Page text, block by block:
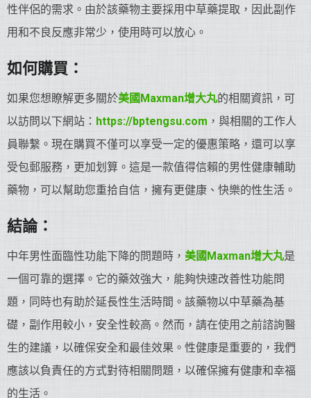
性伴侶的需求。由於該藥物主要採用中草藥提取，因此副作
用和不良反應非常少，使用時可以放心。
如何購買：
如果您想瞭解更多關於美國Maxman增大丸的相關資訊，可
以訪問以下網站： https://bptengsu.com ，與相關的工作人
員聯繫。現在購買不僅可以享受一定的優惠策略，還可以享
受包郵服務，更加划算。這是一款值得信賴的男性健康輔助
藥物，可以幫助您重拾自信，擁有更健康、快樂的性生活。
結論：
中年男性面臨性功能下降的問題時， 美國Maxman增大丸是
一個可靠的選擇。它的藥效強大，能夠快速改善性功能問
題，同時也有助於延長性生活時間。該藥物以中草藥為基
礎，副作用較小，安全性較高。然而，請在使用之前諮詢醫
生的建議，以確保安全和最佳效果。性健康是重要的，我們
應該以負責任的方式對待相關問題，以確保擁有健康和幸福
的生活。